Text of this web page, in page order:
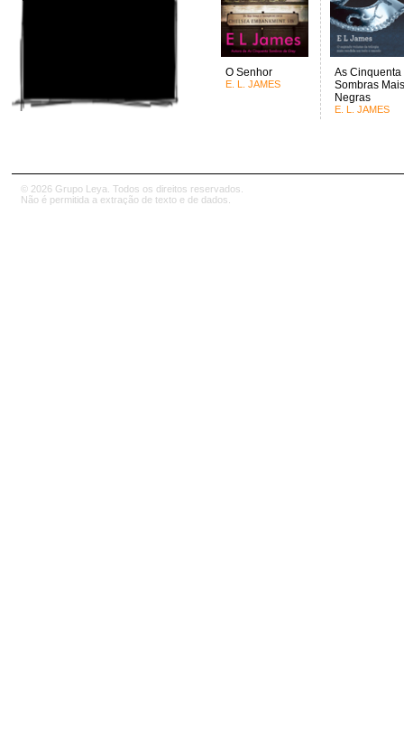
O Senhor
E. L. JAMES
As Cinquenta
Sombras Mais
Negras
E. L. JAMES
© 2026 Grupo Leya. Todos os direitos reservados.
Não é permitida a extração de texto e de dados.